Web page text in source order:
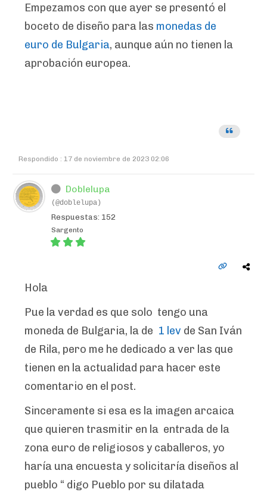
Empezamos con que ayer se presentó el
boceto de diseño para las monedas de
euro de Bulgaria, aunque aún no tienen la
aprobación europea.
Respondido : 17 de noviembre de 2023 02:06
Doblelupa
(@doblelupa)
Respuestas: 152
Sargento
Hola
Pue la verdad es que solo tengo una
moneda de Bulgaria, la de 1 lev de San Iván
de Rila, pero me he dedicado a ver las que
tienen en la actualidad para hacer este
comentario en el post.
Sinceramente si esa es la imagen arcaica
que quieren trasmitir en la entrada de la
zona euro de religiosos y caballeros, yo
haría una encuesta y solicitaría diseños al
pueblo “ digo Pueblo por su dilatada